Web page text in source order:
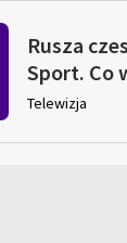
Rusza
Sport. Co
Telewizja